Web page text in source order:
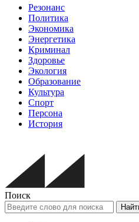
Резонанс
Политика
Экономика
Энергетика
Криминал
Здоровье
Экология
Образование
Культура
Спорт
Персона
История
Поиск